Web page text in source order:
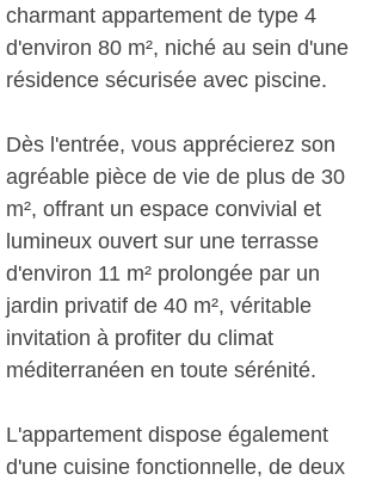
charmant appartement de type 4
d'environ 80 m², niché au sein d'une
résidence sécurisée avec piscine.
Dès l'entrée, vous apprécierez son
agréable pièce de vie de plus de 30
m², offrant un espace convivial et
lumineux ouvert sur une terrasse
d'environ 11 m² prolongée par un
jardin privatif de 40 m², véritable
invitation à profiter du climat
méditerranéen en toute sérénité.
L'appartement dispose également
d'une cuisine fonctionnelle, de deux